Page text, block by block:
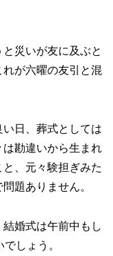
災いが友に及ぶと
が六曜の友引と混
日、葬式としては
勘違いから生まれ
、元々験担ぎみた
題ありません。
婚式は午前中もし
しょう。